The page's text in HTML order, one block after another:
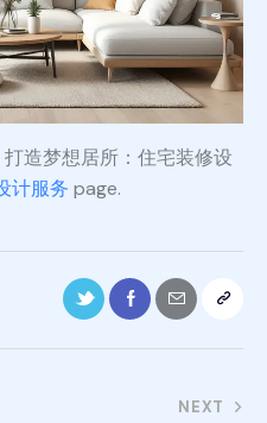
造梦想居所：住宅装修设
计服务 page.
NEXT